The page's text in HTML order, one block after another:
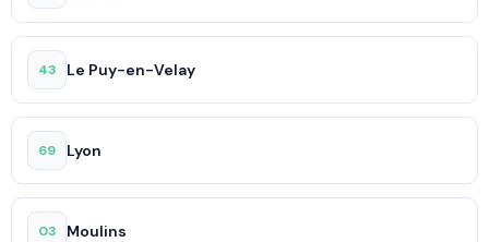
43 Le Puy-en-Velay
69 Lyon
03 Moulins